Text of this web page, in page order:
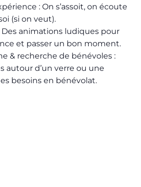
: On s’assoit, on écoute
(si on veut).
Des animations ludiques pour
et passer un bon moment.
& recherche de bénévoles :
autour d’un verre ou une
besoins en bénévolat.